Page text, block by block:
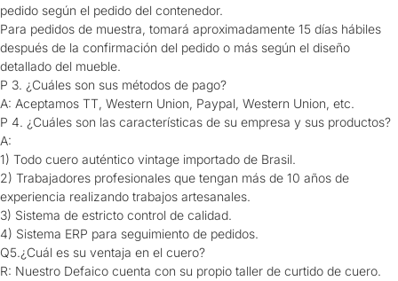
pedido según el pedido del contenedor.
Para pedidos de muestra, tomará aproximadamente 15 días hábiles
después de la confirmación del pedido o más según el diseño
detallado del mueble.
P 3. ¿Cuáles son sus métodos de pago?
A: Aceptamos TT, Western Union, Paypal, Western Union, etc.
P 4. ¿Cuáles son las características de su empresa y sus productos?
A:
1) Todo cuero auténtico vintage importado de Brasil.
2) Trabajadores profesionales que tengan más de 10 años de
experiencia realizando trabajos artesanales.
3) Sistema de estricto control de calidad.
4) Sistema ERP para seguimiento de pedidos.
Q5.¿Cuál es su ventaja en el cuero?
R: Nuestro Defaico cuenta con su propio taller de curtido de cuero.